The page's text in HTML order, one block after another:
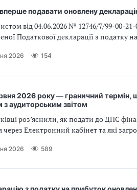
подавати оновлену
від 04.06.2026 № 12746/7/99-00-
Податкової декларації з податку
2026 154
2026 року — граничний термін,
з аудиторським звітом
роз’яснили, як подати до ДПС
через Електронний кабінет та які
2026 589